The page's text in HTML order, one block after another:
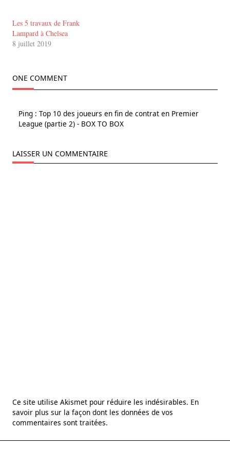
Les 5 travaux de Frank
Lampard à Chelsea
8 juillet 2019
ONE COMMENT
Ping : Top 10 des joueurs en fin de contrat en Premier
League (partie 2) - BOX TO BOX
LAISSER UN COMMENTAIRE
Ce site utilise Akismet pour réduire les indésirables. En
savoir plus sur la façon dont les données de vos
commentaires sont traitées.